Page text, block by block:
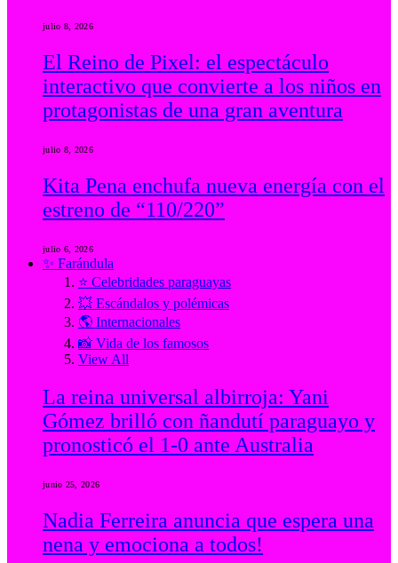
julio 8, 2026
El Reino de Pixel: el espectáculo
interactivo que convierte a los niños en
protagonistas de una gran aventura
julio 8, 2026
Kita Pena enchufa nueva energía con el
estreno de “110/220”
julio 6, 2026
✨ Farándula
⭐ Celebridades paraguayas
💥 Escándalos y polémicas
🌎 Internacionales
📸 Vida de los famosos
View All
La reina universal albirroja: Yani
Gómez brilló con ñandutí paraguayo y
pronosticó el 1-0 ante Australia
junio 25, 2026
Nadia Ferreira anuncia que espera una
nena y emociona a todos!